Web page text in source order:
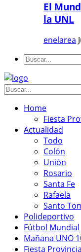
El
la UNL
enelarea
Home
Fiesta
Actualidad
Todo
Colón
Unión
Rosario
Santa Fe
Rafaela
Santo
Polideportivo
Fútbol Mundial
Mañana UNO
Fiesta